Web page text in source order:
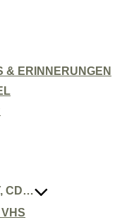
ERINNERUNGEN
CD…